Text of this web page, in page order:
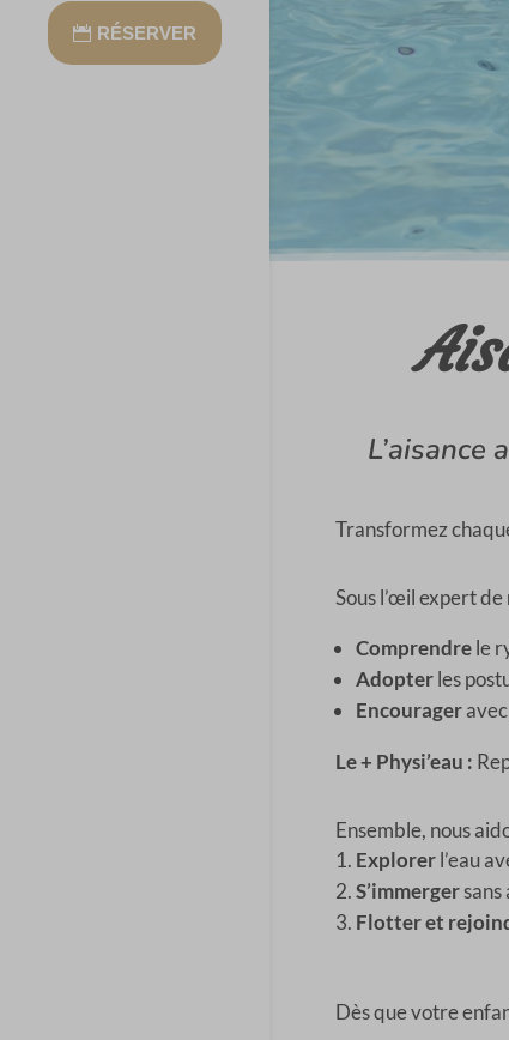
RÉSERVER
L’aisance
Transformez
Sous l’œil expert de
Comprendrele
Adopterles
Encourager
Le + Physi’eau :
Ensemble, nous
Explorerl’eau
S’immergersans
Flotter et
Dès que votre